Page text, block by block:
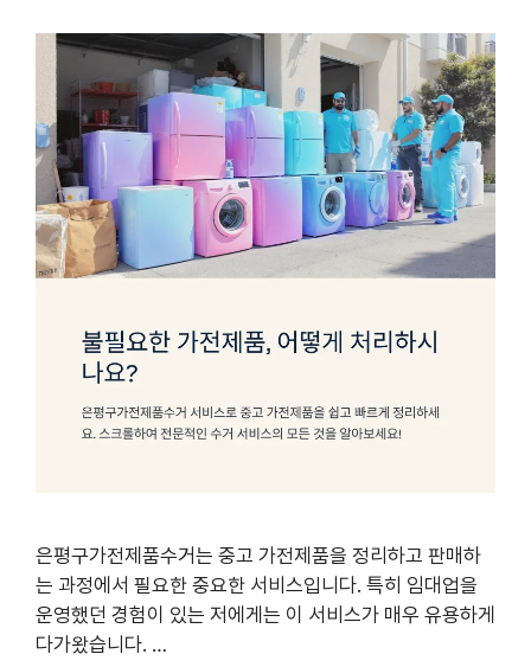
은평구가전제품수거는 중고 가전제품을 정리하고 판매하
는 과정에서 필요한 중요한 서비스입니다. 특히 임대업을
운영했던 경험이 있는 저에게는 이 서비스가 매우 유용하게
다가왔습니다. …